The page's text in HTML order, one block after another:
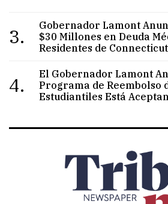
3.
Gobernador Lamont
$30 Millones en Deuda
Residentes de Connecticut
4.
El Gobernador Lamont
Programa de Reembolso
Estudiantiles Está